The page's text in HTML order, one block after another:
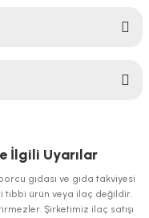
İlgili Uyarılar
gıdası ve gıda takviyesi
ürün veya ilaç değildir.
Şirketimiz ilaç satışı